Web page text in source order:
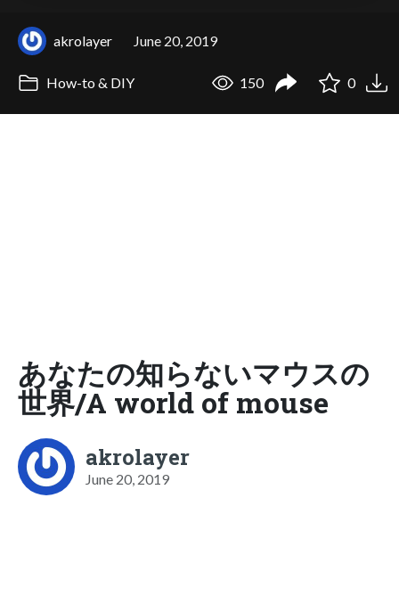
akrolayer June 20, 2019
How-to & DIY 150 0
あなたの知らないマウスの
世界/A world of mouse
akrolayer
June 20, 2019